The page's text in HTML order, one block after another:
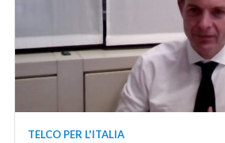
TELCO PER L'ITALIA